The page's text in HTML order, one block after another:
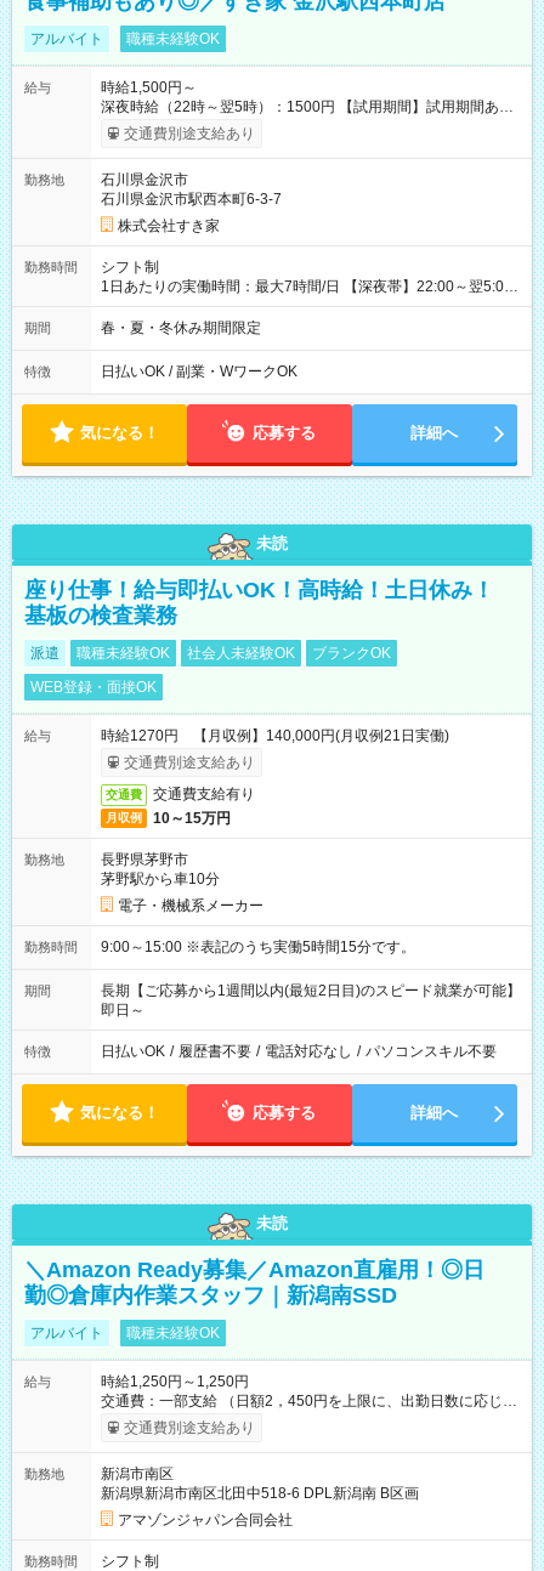
アルバイト 職種未経験OK
給与
時給1,500円～
深夜時給（22時～翌5時）：1500円 【試用期間】試用期間あり
試用期間の長さ：1ヶ月 雇用形態、給与は本採用時と同じです。
試用期間の実態は30日（※条件変更なし）ですが、切り上げで
同時給）
交通費別途支給あり
勤務地
石川県金沢市
石川県金沢市駅西本町6-3-7
株式会社すき家
勤務時間
シフト制
1日あたりの実働時間：最大7時間/日 【深夜帯】22:00～翌5:00
週2日～・1日2h～OK◎ ※22:00から翌5:00までは18歳以上の方
のみ勤務可能です（18歳未満の深夜業務禁止のため） ★深夜で
す。 必ず、2名以上での勤務を行いますので、安心して働けま
す。
期間 春・夏・冬休み期間限定
特徴 日払いOK / 副業・WワークOK
気になる！ 応募する 詳細へ
未読
座り仕事！給与即払いOK！高時給！土日休み！
基板の検査業務
派遣 職種未経験OK 社会人未経験OK
ブランクOK
WEB登録・面接OK
給与
時給1270円 【月収例】140,000円(月収例21日実働)
交通費別途支給あり
交通費 交通費支給有り
月収例 10～15万円
勤務地
長野県茅野市
茅野駅から車10分
電子・機械系メーカー
勤務時間 9:00～15:00 ※表記のうち実働5時間15分です。
期間
長期【ご応募から1週間以内(最短2日目)のスピード就業が可能】
即日～
特徴 日払いOK / 履歴書不要 / 電話対応なし / パソコンスキル不要
気になる！ 応募する 詳細へ
未読
＼Amazon Ready募集／Amazon直雇用！◎日
勤◎倉庫内作業スタッフ｜新潟南SSD
アルバイト 職種未経験OK
給与
時給1,250円～1,250円
交通費：一部支給 （日額2，450円を上限に、出勤日数に応じて
実費支給） ※22:00～翌5:00までは時給25%UP！ ■給与前払い
制度あり ※前払い額の上限あり、手数料無料（Amazon負担）
交通費別途支給あり
勤務地
新潟市南区
新潟県新潟市南区北田中518-6 DPL新潟南 B区画
アマゾンジャパン合同会社
勤務時間
シフト制